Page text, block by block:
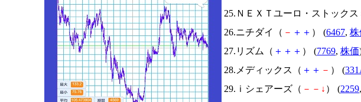
25.ＮＥＸＴユーロ・ストック
26.ニチダイ（ － ＋ ＋ ） (6467, 株
27.リズム（ ＋ ＋ ＋ ） (7769, 株価
28.メディックス（ ＋ ＋ － ） (
29.ｉシェアーズ（ － － ↓ ） (2259,